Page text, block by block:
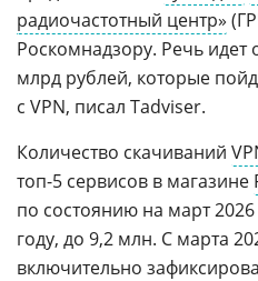
радиочастотный центр»
Роскомнадзору. Речь идет
млрд рублей, которые
с VPN, писал Tadviser.
Количество скачиваний
топ-5 сервисов в магазине
по состоянию на март
году, до 9,2 млн. С марта
включительно